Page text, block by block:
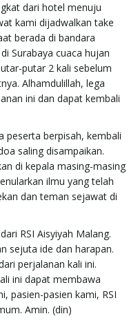
dari hotel menuju
kami dijadwalkan take
berada di bandara
Surabaya cuaca hujan
putar 2 kali sebelum
Alhamdulillah, lega
ini dan dapat kembali
peserta berpisah, kembali
saling disampaikan.
di kepala masing-masing
ilmu yang telah
dan teman sejawat di
RSI Aisyiyah Malang.
sejuta ide dan harapan.
perjalanan kali ini.
ini dapat membawa
pasien-pasien kami, RSI
Amin. (din)